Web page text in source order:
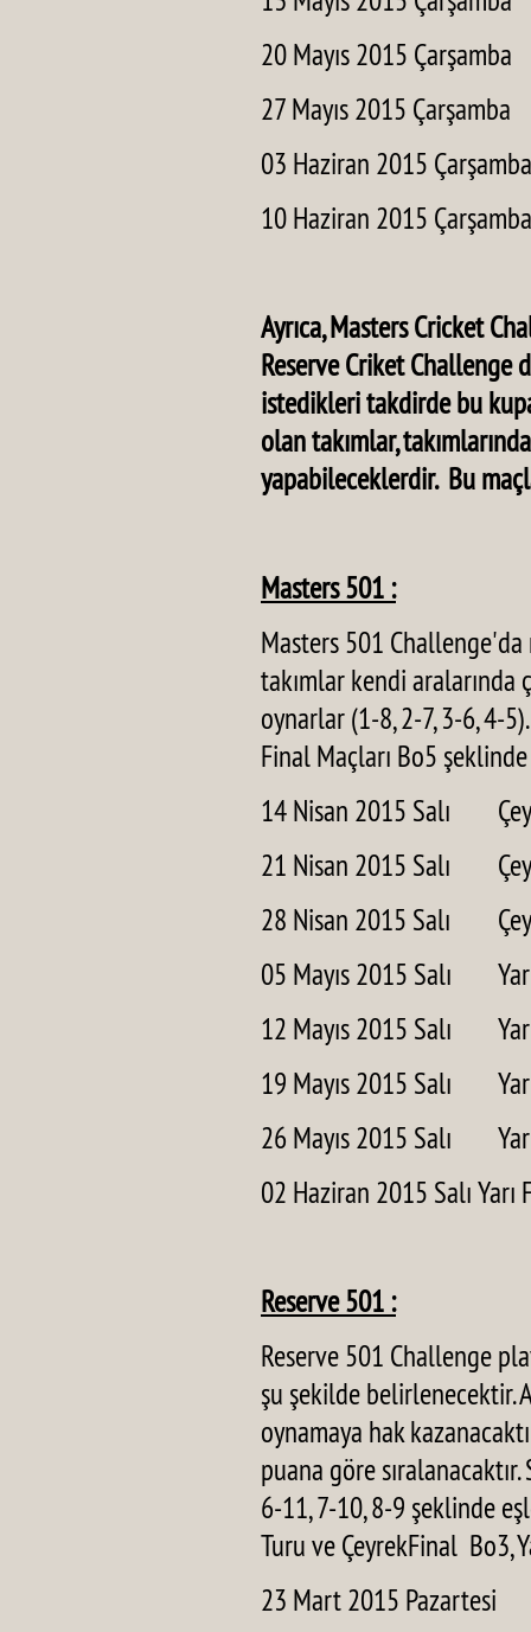
20 Mayıs 2015 Çarşamba
27 Mayıs 2015 Çarşamba
03 Haziran 2015 Çarşamba
10 Haziran 2015 Çarşamba
Ayrıca, Masters Cricket
Reserve Criket Challenge
istedikleri takdirde bu
olan takımlar,
yapabileceklerdir. Bu
Masters 501 :
Masters 501 Challenge'da
takımlar kendi aralarında
oynarlar (1-8, 2-7, 3-6, 4-
Final Maçları Bo5
14 Nisan 2015 Salı
21 Nisan 2015 Salı
28 Nisan 2015 Salı
05 Mayıs 2015 Salı
12 Mayıs 2015 Salı
19 Mayıs 2015 Salı
26 Mayıs 2015 Salı
02 Haziran 2015 Salı Yarı
Reserve 501 :
Reserve 501 Challenge
şu şekilde belirlenecektir.
oynamaya hak
puana göre
6-11, 7-10, 8-9 şeklinde
Turu ve ÇeyrekFinal Bo3,
23 Mart 2015 Pazartesi